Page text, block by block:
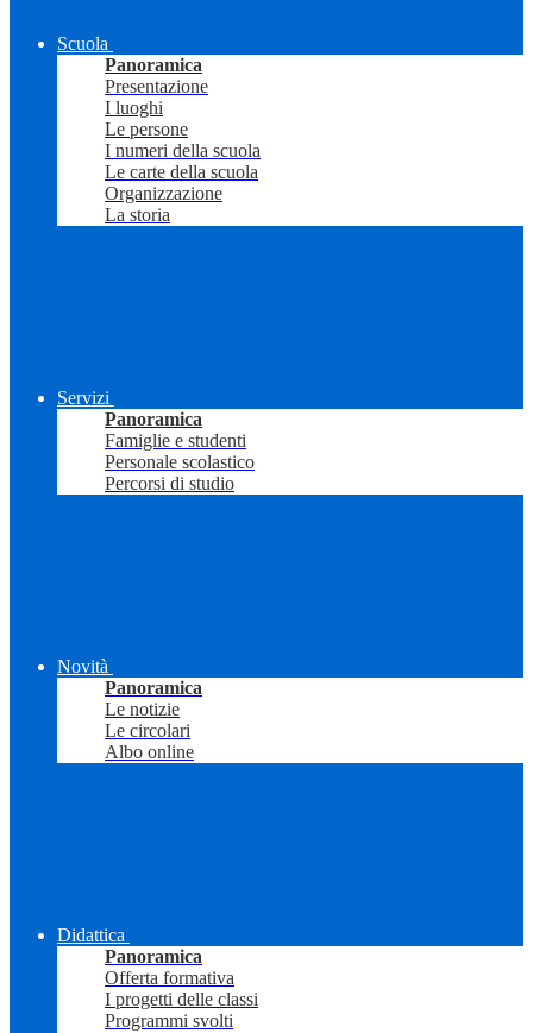
Scuola
Panoramica
Presentazione
I luoghi
Le persone
I numeri della scuola
Le carte della scuola
Organizzazione
La storia
Servizi
Panoramica
Famiglie e studenti
Personale scolastico
Percorsi di studio
Novità
Panoramica
Le notizie
Le circolari
Albo online
Didattica
Panoramica
Offerta formativa
I progetti delle classi
Programmi svolti